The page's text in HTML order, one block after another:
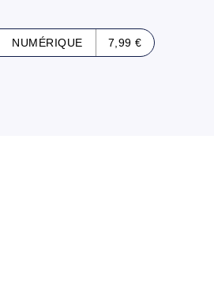
NUMÉRIQUE 7,99 €